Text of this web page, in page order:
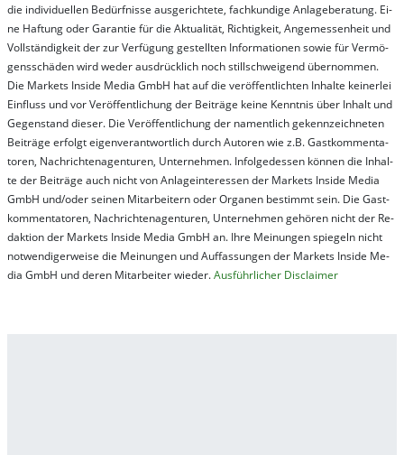
die in­di­vi­du­el­len Be­dür­fnis­se aus­ge­rich­te­te, fach­kun­di­ge An­la­ge­be­ra­tung. Ei­
ne Haf­tung oder Ga­ran­tie für die Ak­tu­ali­tät, Rich­tig­keit, An­ge­mes­sen­heit und
Vol­lständ­ig­keit der zur Ver­fü­gung ge­stel­lt­en In­for­ma­tion­en so­wie für Ver­mö­
gens­schä­den wird we­der aus­drück­lich noch stil­lschwei­gend über­nom­men.
Die Mar­kets In­side Me­dia GmbH hat auf die ver­öf­fent­lich­ten In­hal­te kei­ner­lei
Ein­fluss und vor Ver­öf­fent­lich­ung der Bei­trä­ge kei­ne Ken­nt­nis über In­halt und
Ge­gen­stand die­ser. Die Ver­öf­fent­lich­ung der na­ment­lich ge­kenn­zeich­net­en
Bei­trä­ge er­folgt ei­gen­ver­ant­wort­lich durch Au­tor­en wie z.B. Gast­kom­men­ta­
tor­en, Nach­richt­en­ag­en­tur­en, Un­ter­neh­men. In­fol­ge­des­sen kön­nen die In­hal­
te der Bei­trä­ge auch nicht von An­la­ge­in­te­res­sen der Mar­kets In­side Me­dia
GmbH und/oder sei­nen Mit­ar­bei­tern oder Or­ga­nen be­stim­mt sein. Die Gast­
kom­men­ta­tor­en, Nach­rich­ten­ag­en­tur­en, Un­ter­neh­men ge­hör­en nicht der Re­
dak­tion der Mar­kets In­side Me­dia GmbH an. Ihre Mei­nung­en spie­geln nicht
not­wen­di­ger­wei­se die Mei­nung­en und Auf­fas­sung­en der Mar­kets In­side Me­
dia GmbH und de­ren Mit­ar­bei­ter wie­der.Aus­führ­lich­er Dis­clai­mer